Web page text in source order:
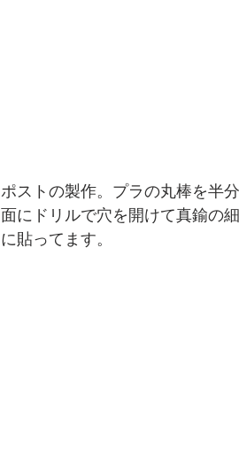
ポストの製作。プラの丸棒を半
面にドリルで穴を開けて真鍮の
に貼ってます。